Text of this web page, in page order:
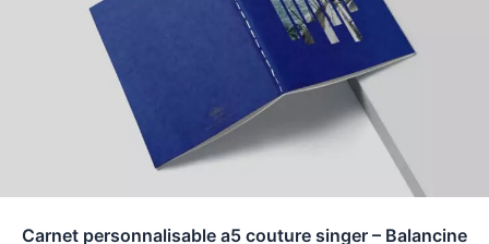
Carnet personnalisable a5 couture singer – Balancine